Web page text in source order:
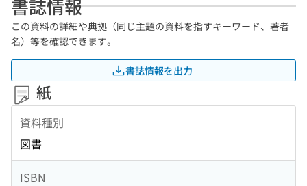
書誌情報
この資料の詳細や典拠（同じ主題の資料を指すキーワード、著者
名）等を確認できます。
書誌情報を出力
紙
資料種別
図書
ISBN